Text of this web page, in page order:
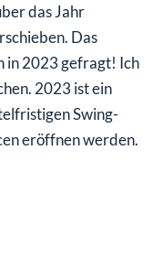
das Jahr
Das
in 2023 gefragt! Ich
2023 ist ein
Swing-
eröffnen werden.